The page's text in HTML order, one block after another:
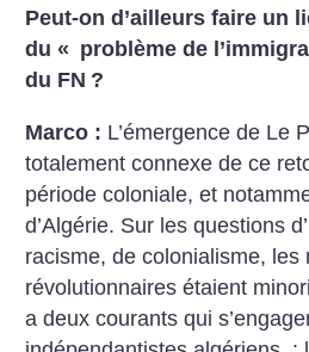
Peut-on d’ailleurs faire un
du « problème de
du FN ?
Marco : L’émergence de Le
totalement connexe de ce
période coloniale, et
d’Algérie. Sur les questions
racisme, de colonialisme, les
révolutionnaires étaient
a deux courants qui